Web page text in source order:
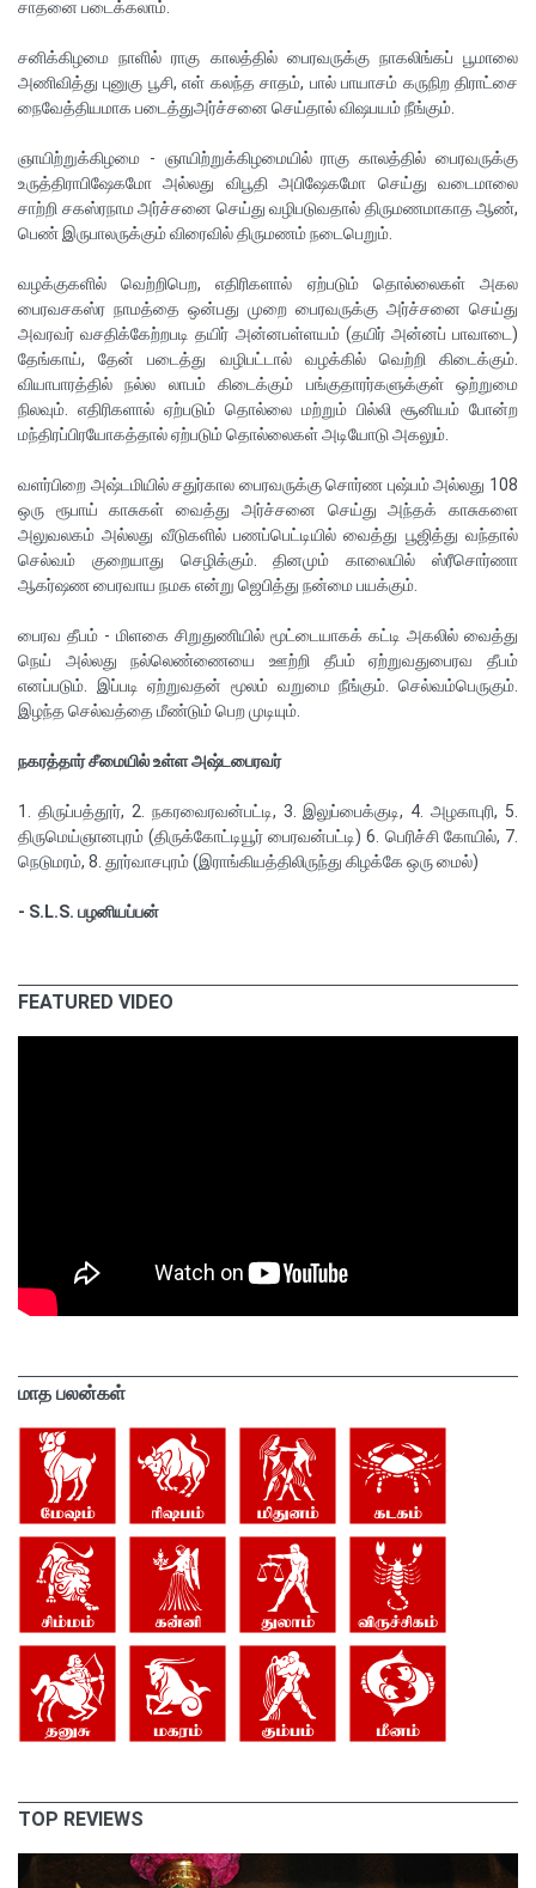
சாதனை படைக்கலாம்.
சனிக்கிழமை நாளில் ராகு காலத்தில் பைரவருக்கு நாகலிங்கப் பூமாலை
அணிவித்து புனுகு பூசி, எள் கலந்த சாதம், பால் பாயாசம் கருநிற திராட்சை
நைவேத்தியமாக படைத்துஅர்ச்சனை செய்தால் விஷபயம் நீங்கும்.
ஞாயிற்றுக்கிழமை - ஞாயிற்றுக்கிழமையில் ராகு காலத்தில் பைரவருக்கு
உருத்திராபிஷேகமோ அல்லது விபூதி அபிஷேகமோ செய்து வடைமாலை
சாற்றி சகஸ்ரநாம அர்ச்சனை செய்து வழிபடுவதால் திருமணமாகாத ஆண்,
பெண் இருபாலருக்கும் விரைவில் திருமணம் நடைபெறும்.
வழக்குகளில் வெற்றிபெற, எதிரிகளால் ஏற்படும் தொல்லைகள் அகல
பைரவசகஸ்ர நாமத்தை ஒன்பது முறை பைரவருக்கு அர்ச்சனை செய்து
அவரவர் வசதிக்கேற்றபடி தயிர் அன்னபள்ளயம் (தயிர் அன்னப் பாவாடை)
தேங்காய், தேன் படைத்து வழிபட்டால் வழக்கில் வெற்றி கிடைக்கும்.
வியாபாரத்தில் நல்ல லாபம் கிடைக்கும் பங்குதாரர்களுக்குள் ஒற்றுமை
நிலவும். எதிரிகளால் ஏற்படும் தொல்லை மற்றும் பில்லி சூனியம் போன்ற
மந்திரப்பிரயோகத்தால் ஏற்படும் தொல்லைகள் அடியோடு அகலும்.
வளர்பிறை அஷ்டமியில் சதுர்கால பைரவருக்கு சொர்ண புஷ்பம் அல்லது 108
ஒரு ரூபாய் காசுகள் வைத்து அர்ச்சனை செய்து அந்தக் காசுகளை
அலுவலகம் அல்லது வீடுகளில் பணப்பெட்டியில் வைத்து பூஜித்து வந்தால்
செல்வம் குறையாது செழிக்கும். தினமும் காலையில் ஸ்ரீசொர்ணா
ஆகர்ஷண பைரவாய நமக என்று ஜெபித்து நன்மை பயக்கும்.
பைரவ தீபம் - மிளகை சிறுதுணியில் மூட்டையாகக் கட்டி அகலில் வைத்து
நெய் அல்லது நல்லெண்ணையை ஊற்றி தீபம் ஏற்றுவதுபைரவ தீபம்
எனப்படும். இப்படி ஏற்றுவதன் மூலம் வறுமை நீங்கும். செல்வம்பெருகும்.
இழந்த செல்வத்தை மீண்டும் பெற முடியும்.
நகரத்தார் சீமையில் உள்ள அஷ்டபைரவர்
1. திருப்பத்தூர், 2. நகரவைரவன்பட்டி, 3. இலுப்பைக்குடி, 4. அழகாபுரி, 5.
திருமெய்ஞானபுரம் (திருக்கோட்டியூர் பைரவன்பட்டி) 6. பெரிச்சி கோயில், 7.
நெடுமரம், 8. தூர்வாசபுரம் (இராங்கியத்திலிருந்து கிழக்கே ஒரு மைல்)
- S.L.S. பழனியப்பன்
FEATURED VIDEO
மாத பலன்கள்
TOP REVIEWS